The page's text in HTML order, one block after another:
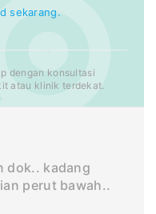
sekarang.
dengan konsultasi
atau klinik terdekat.
dok.. kadang
perut bawah..